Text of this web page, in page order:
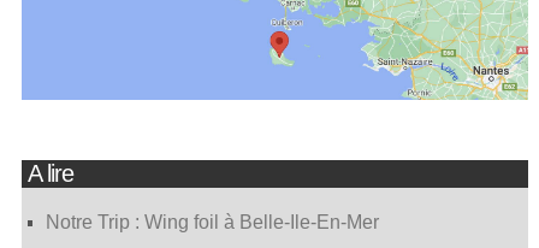
A lire
Notre Trip : Wing foil à Belle-Ile-En-Mer